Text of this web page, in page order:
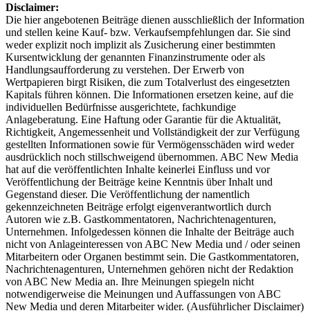
Disclaimer:
Die hier angebotenen Beiträge dienen ausschließlich der Information
und stellen keine Kauf- bzw. Verkaufsempfehlungen dar. Sie sind
weder explizit noch implizit als Zusicherung einer bestimmten
Kursentwicklung der genannten Finanzinstrumente oder als
Handlungsaufforderung zu verstehen. Der Erwerb von
Wertpapieren birgt Risiken, die zum Totalverlust des eingesetzten
Kapitals führen können. Die Informationen ersetzen keine, auf die
individuellen Bedürfnisse ausgerichtete, fachkundige
Anlageberatung. Eine Haftung oder Garantie für die Aktualität,
Richtigkeit, Angemessenheit und Vollständigkeit der zur Verfügung
gestellten Informationen sowie für Vermögensschäden wird weder
ausdrücklich noch stillschweigend übernommen. ABC New Media
hat auf die veröffentlichten Inhalte keinerlei Einfluss und vor
Veröffentlichung der Beiträge keine Kenntnis über Inhalt und
Gegenstand dieser. Die Veröffentlichung der namentlich
gekennzeichneten Beiträge erfolgt eigenverantwortlich durch
Autoren wie z.B. Gastkommentatoren, Nachrichtenagenturen,
Unternehmen. Infolgedessen können die Inhalte der Beiträge auch
nicht von Anlageinteressen von ABC New Media und / oder seinen
Mitarbeitern oder Organen bestimmt sein. Die Gastkommentatoren,
Nachrichtenagenturen, Unternehmen gehören nicht der Redaktion
von ABC New Media an. Ihre Meinungen spiegeln nicht
notwendigerweise die Meinungen und Auffassungen von ABC
New Media und deren Mitarbeiter wider. (Ausführlicher Disclaimer)